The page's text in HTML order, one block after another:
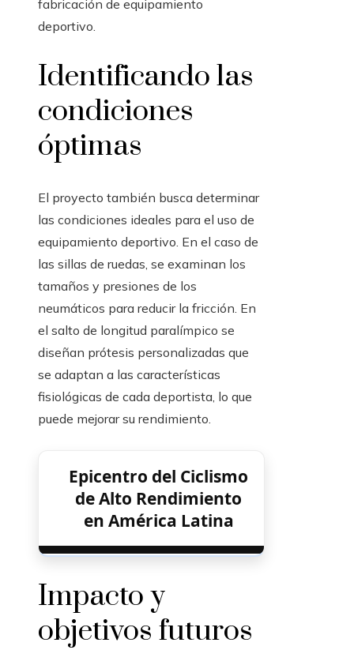
fabricación de equipamiento
deportivo.
Identificando las
condiciones
óptimas
El proyecto también busca determinar
las condiciones ideales para el uso de
equipamiento deportivo. En el caso de
las sillas de ruedas, se examinan los
tamaños y presiones de los
neumáticos para reducir la fricción. En
el salto de longitud paralímpico se
diseñan prótesis personalizadas que
se adaptan a las características
fisiológicas de cada deportista, lo que
puede mejorar su rendimiento.
Epicentro del Ciclismo
de Alto Rendimiento
en América Latina
Impacto y
objetivos futuros